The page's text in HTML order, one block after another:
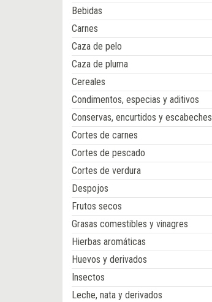
Bebidas
Carnes
Caza de pelo
Caza de pluma
Cereales
Condimentos, especias y aditivos
Conservas, encurtidos y escabeches
Cortes de carnes
Cortes de pescado
Cortes de verdura
Despojos
Frutos secos
Grasas comestibles y vinagres
Hierbas aromáticas
Huevos y derivados
Insectos
Leche, nata y derivados